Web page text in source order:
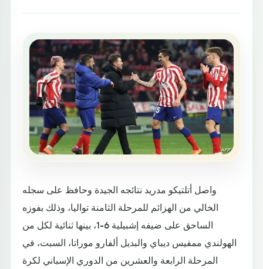
واصل أتلتيكو مدريد نتائجه الجيدة وحافظ على سجله
الخالي من الهزائم للمرحلة الثامنة تواليا، وذلك بفوزه
الساحق على ضيفه إشبيلية 6-1، بينها ثنائية لكل من
الهولندي ممفيس ديباي والبديل ألفارو موراتا، السبت، في
المرحلة الرابعة والعشرين من الدوري الإسباني لكرة